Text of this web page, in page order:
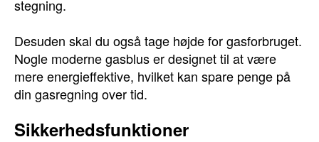
stegning.
Desuden skal du også tage højde for gasforbruget.
Nogle moderne gasblus er designet til at være
mere energieffektive, hvilket kan spare penge på
din gasregning over tid.
Sikkerhedsfunktioner